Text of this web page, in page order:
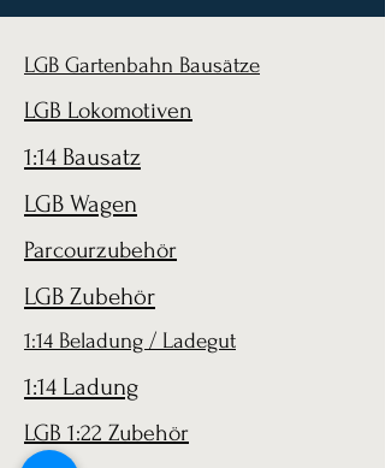
LGB Gartenbahn Bausätze
LGB Lokomotiven
1:14 Bausatz
LGB Wagen
Parcourzubehör
LGB Zubehör
1:14 Beladung / Ladegut
1:14 Ladung
LGB 1:22 Zubehör